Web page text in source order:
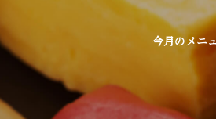
今月のメニ